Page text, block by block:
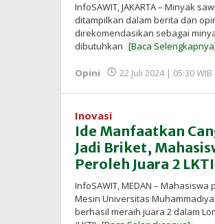
InfoSAWIT, JAKARTA – Minyak
ditampilkan dalam berita dan
direkomendasikan sebagai
dibutuhkan [Baca
Opini 22 Juli 2024 | 05:30 WIB
Inovasi
Ide Manfaatkan
Jadi Briket,
Peroleh Juara 2 LKTI
InfoSAWIT, MEDAN –
Mesin Universitas
berhasil meraih juara 2 dalam